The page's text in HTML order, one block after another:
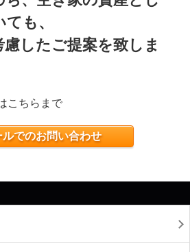
も、
したご提案を致しま
こちらまで
でのお問い合わせ